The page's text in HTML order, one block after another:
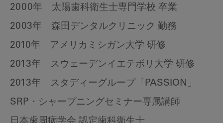
2000年 太陽歯科衛生士専門学校 卒業
2003年 森田デンタルクリニック 勤務
2010年 アメリカミシガン大学 研修
2013年 スウェーデンイエテボリ大学 研修
2013年 スタディーグループ「PASSION」
SRP・シャープニングセミナー専属講師